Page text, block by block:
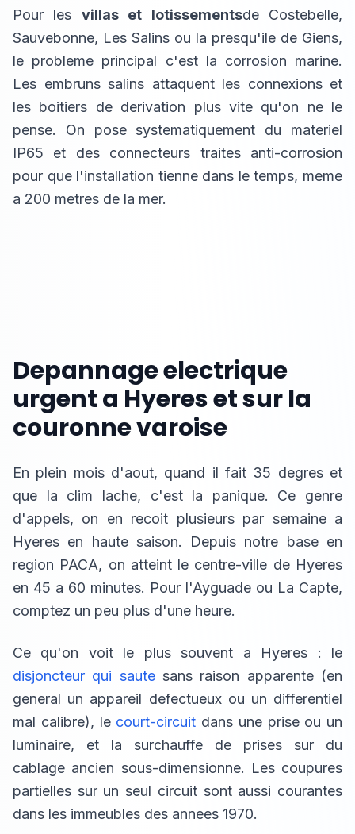
Pour les villas et lotissementsde Costebelle,
Sauvebonne, Les Salins ou la presqu'ile de Giens,
le probleme principal c'est la corrosion marine.
Les embruns salins attaquent les connexions et
les boitiers de derivation plus vite qu'on ne le
pense. On pose systematiquement du materiel
IP65 et des connecteurs traites anti-corrosion
pour que l'installation tienne dans le temps, meme
a 200 metres de la mer.
Depannage electrique
urgent a Hyeres et sur la
couronne varoise
En plein mois d'aout, quand il fait 35 degres et
que la clim lache, c'est la panique. Ce genre
d'appels, on en recoit plusieurs par semaine a
Hyeres en haute saison. Depuis notre base en
region PACA, on atteint le centre-ville de Hyeres
en 45 a 60 minutes. Pour l'Ayguade ou La Capte,
comptez un peu plus d'une heure.
Ce qu'on voit le plus souvent a Hyeres : le
disjoncteur qui sautesans raison apparente (en
general un appareil defectueux ou un differentiel
mal calibre), le court-circuit dans une prise ou un
luminaire, et la surchauffe de prises sur du
cablage ancien sous-dimensionne. Les coupures
partielles sur un seul circuit sont aussi courantes
dans les immeubles des annees 1970.